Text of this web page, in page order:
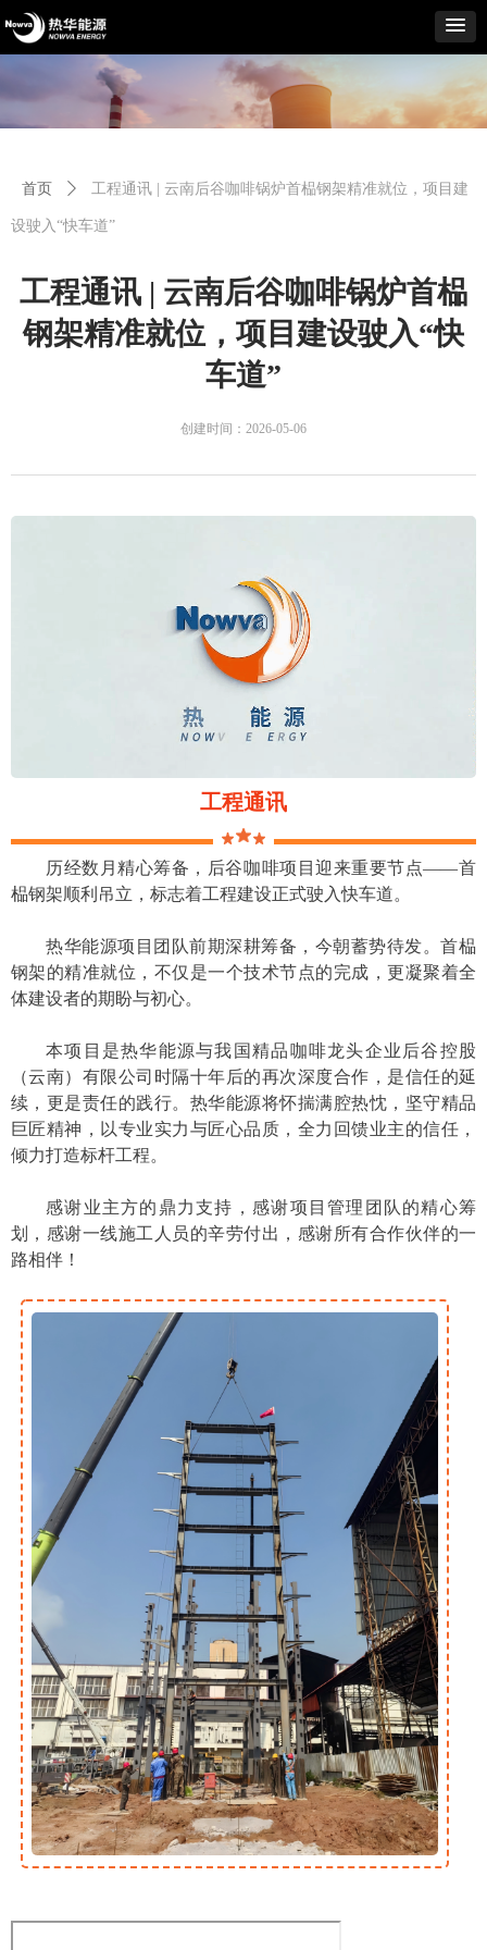
首页 ꄲ 工程通讯 | 云南后谷咖啡锅炉首榀钢架精准就位，项目建
设驶入“快车道”
工程通讯 | 云南后谷咖啡锅炉首榀
钢架精准就位，项目建设驶入“快
车道”
创建时间： 2026-05-06
工程通讯
历经数月精心筹备，后谷咖啡项目迎来重要节点——首
榀钢架顺利吊立，标志着工程建设正式驶入快车道。
热华能源项目团队前期深耕筹备，今朝蓄势待发。首榀
钢架的精准就位，不仅是一个技术节点的完成，更凝聚着全
体建设者的期盼与初心。
本项目是热华能源与我国精品咖啡龙头企业后谷控股
（云南）有限公司时隔十年后的再次深度合作，是信任的延
续，更是责任的践行。热华能源将怀揣满腔热忱，坚守精品
巨匠精神，以专业实力与匠心品质，全力回馈业主的信任，
倾力打造标杆工程。
感谢业主方的鼎力支持，感谢项目管理团队的精心筹
划，感谢一线施工人员的辛劳付出，感谢所有合作伙伴的一
路相伴！